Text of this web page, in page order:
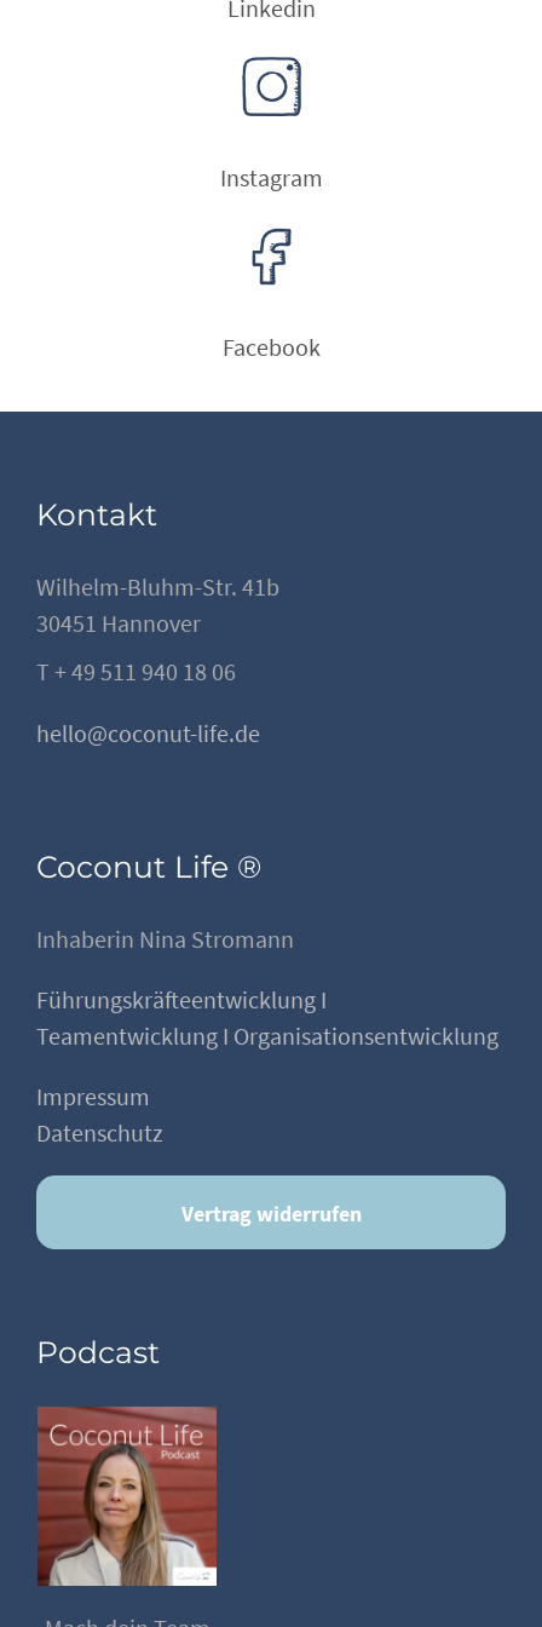
Linkedin
Instagram
Facebook
Kontakt
Wilhelm-Bluhm-Str. 41b
30451 Hannover
T + 49 511 940 18 06
hello@coconut-life.de
Coconut Life ®
Inhaberin Nina Stromann
Führungskräfteentwicklung I
Teamentwicklung I Organisationsentwicklung
Impressum
Datenschutz
Vertrag widerrufen
Podcast